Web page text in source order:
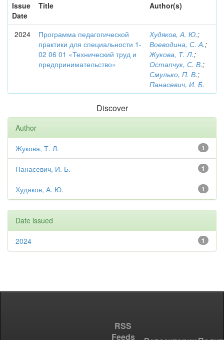
Issue
Date
Title Author(s)
2024
Программа педагогической
практики для специальности 1-
02 06 01 «Технический труд и
предпринимательство»
Худяков, А. Ю.;
Воеводина, С. А.;
Жукова, Т. Л.;
Остапчук, С. В.;
Смулько, П. В.;
Панасевич, И. Б.
Discover
Author
1
Жукова, Т. Л.
1
Панасевич, И. Б.
1
Худяков, А. Ю.
Date issued
1
2024
RSS
Feeds